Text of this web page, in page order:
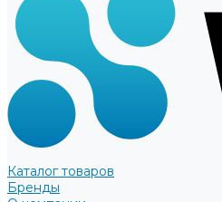
Каталог товаров
Бренды